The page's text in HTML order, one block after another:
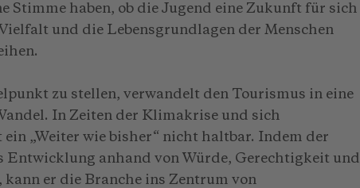
Stimme haben, ob die Jugend eine Zukunft für sich
und die Lebensgrundlagen der Menschen
zu stellen, verwandelt den Tourismus in eine
In Zeiten der Klimakrise und sich
„Weiter wie bisher“ nicht haltbar. Indem der
Entwicklung anhand von Würde, Gerechtigkeit und
er die Branche ins Zentrum von